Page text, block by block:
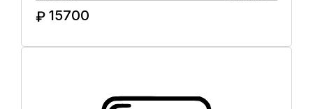
₽ 15700